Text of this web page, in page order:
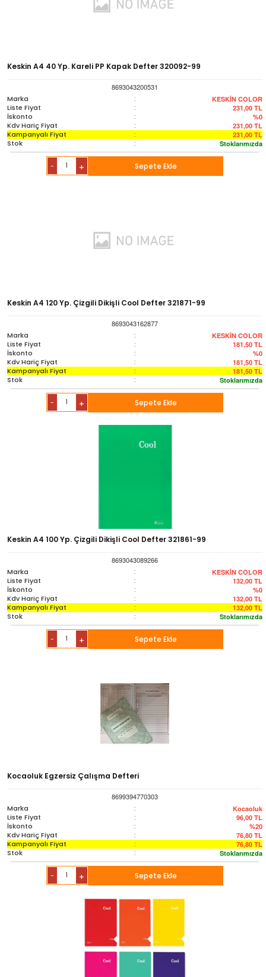
Keskin A4 40 Yp. Kareli PP Kapak Defter 320092-99
8693043200531
Marka
: KESKİN COLOR
Liste Fiyat : 231,00 TL
İskonto : %0
Kdv Hariç Fiyat : 231,00 TL
Kampanyalı Fiyat : 231,00 TL
Stok : Stoklarımızda
- + Sepete Ekle
Keskin A4 120 Yp. Çizgili Dikişli Cool Defter 321871-99
8693043162877
Marka
: KESKİN COLOR
Liste Fiyat : 181,50 TL
İskonto : %0
Kdv Hariç Fiyat : 181,50 TL
Kampanyalı Fiyat : 181,50 TL
Stok : Stoklarımızda
- + Sepete Ekle
Keskin A4 100 Yp. Çizgili Dikişli Cool Defter 321861-99
8693043089266
Marka
: KESKİN COLOR
Liste Fiyat : 132,00 TL
İskonto : %0
Kdv Hariç Fiyat : 132,00 TL
Kampanyalı Fiyat : 132,00 TL
Stok : Stoklarımızda
- + Sepete Ekle
Kocaoluk Egzersiz Çalışma Defteri
8699394770303
Marka
: Kocaoluk
Liste Fiyat : 96,00 TL
İskonto : %20
Kdv Hariç Fiyat : 76,80 TL
Kampanyalı Fiyat : 76,80 TL
Stok : Stoklarımızda
- + Sepete Ekle